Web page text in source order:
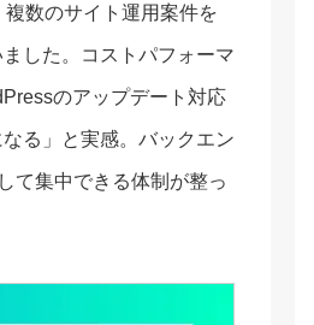
数のサイト運用案件を
した。コストパフォーマ
のアップデート対応
る」と実感。バックエン
て集中できる体制が整っ